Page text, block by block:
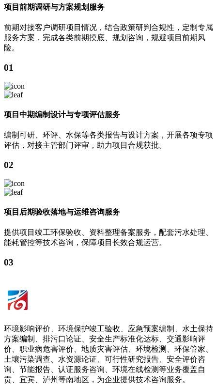
项目前期调研与方案规划服务
前期对接客户调研项目情况，结合政策研判合规性，定制专属
服务方案，完成各类前期摸底、规划咨询，规避项目前期风
险。
01
项目中期编制设计与专项评估服务
编制可研、环评、水保等各类报告与设计方案，开展各项专项
评估，对接主管部门评审，助力项目合规获批。
02
项目后期验收落地与运维咨询服务
提供项目竣工环保验收、资料整理备案服务，配套污水处理、
能耗管控等技术咨询，保障项目长效合规运营。
03
环境影响评价、环境保护竣工验收、应急预案编制、水土保持
方案编制、排污口论证、安全生产标准化达标、交通影响评
价、职业病危害评价、地质灾害评估、环境检测、环保管家、
土壤污染调查、水资源论证、可行性研究报告、安全评价咨
询、节能报告、认证服务咨询、环境在线检测等业务覆盖自
贡、宜宾、泸州等南地区，为企业提供技术咨询服务。